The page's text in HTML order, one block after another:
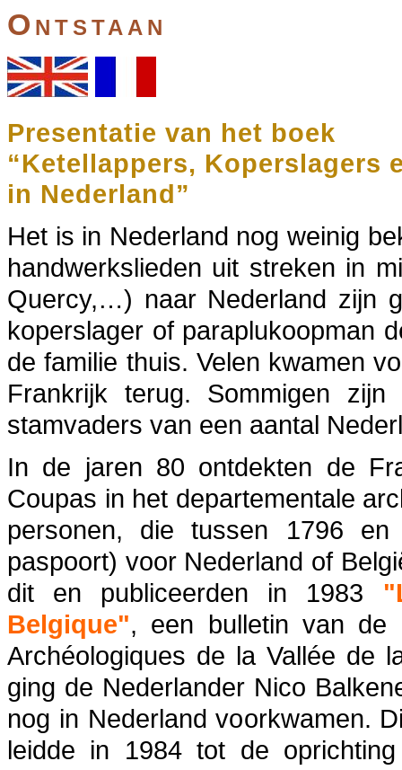
Ontstaan
Presentatie van het boek
“Ketellappers, Koperslagers
in Nederland”
Het is in Nederland nog weinig
handwerkslieden uit streken in
Quercy,…) naar Nederland zijn
koperslager of paraplukoopman
de familie thuis. Velen kwamen
Frankrijk terug. Sommigen
stamvaders van een aantal
In de jaren 80 ontdekten de
Coupas in het departementale
personen, die tussen 1796
paspoort) voor Nederland of
dit en publiceerden in 1983
Belgique", een bulletin van de
Archéologiques de la Vallée de
ging de Nederlander Nico
nog in Nederland voorkwamen.
leidde in 1984 tot de